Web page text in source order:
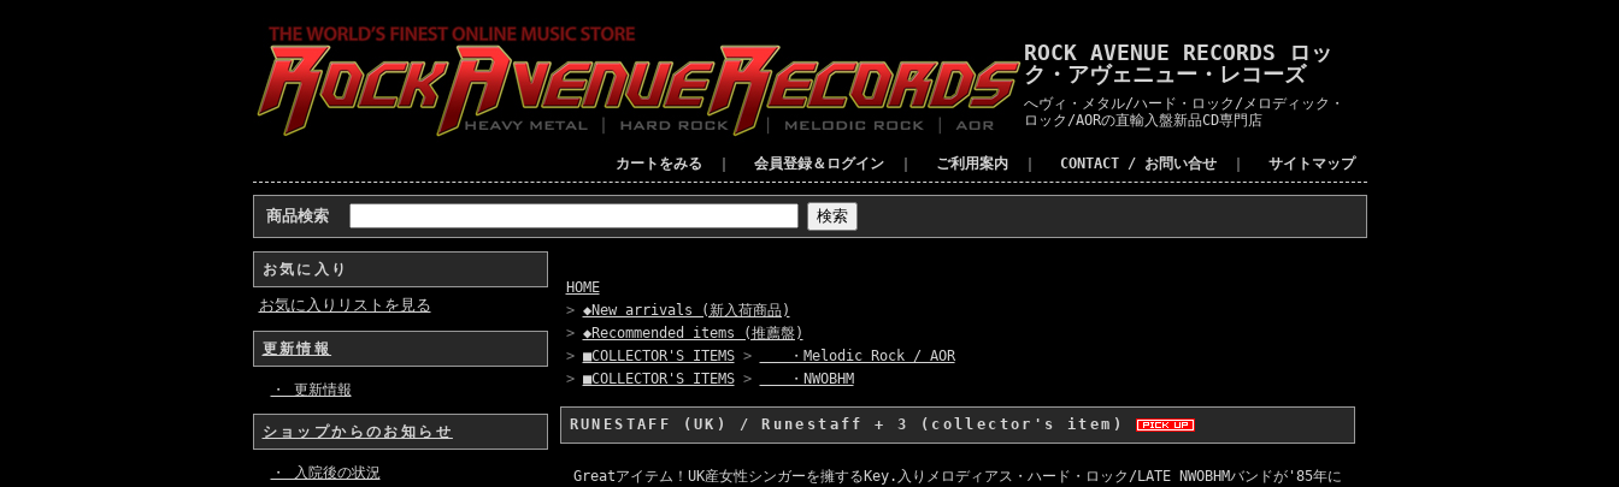
ROCK AVENUE RECORDS ロッ
ク・アヴェニュー・レコーズ
へヴィ・メタル/ハード・ロック/メロディック・
ロック/AORの直輸入盤新品CD専門店
カートをみる 会員登録＆ログイン ご利用案内 CONTACT / お問い合せ サイトマップ
商品検索
お気に入り
お気に入りリストを見る
更新情報
・ 更新情報
ショップからのお知らせ
・ 入院後の状況
HOME
> ◆New arrivals (新入荷商品)
> ◆Recommended items (推薦盤)
> ■COLLECTOR'S ITEMS>
・Melodic Rock / AOR
> ■COLLECTOR'S ITEMS> ・NWOBHM
RUNESTAFF (UK) / Runestaff + 3 (collector's item)
Greatアイテム！UK産女性シンガーを擁するKey.入りメロディアス・ハード・ロック/LATE NWOBHMバンドが'85年に